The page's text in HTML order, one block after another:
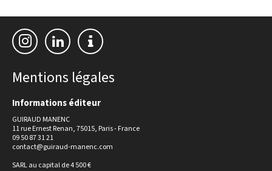
construit
tertiaire
habitat
sport
équipement
tourisme
actualité
approche
équipe
Mentions légales
Informations éditeur
GUIRAUD MANENC
11 rue Ernest Renan, 75015, Paris - France
09 50 87 31 21
contact@guiraud-manenc.com
SARL au capital de 4 500 €